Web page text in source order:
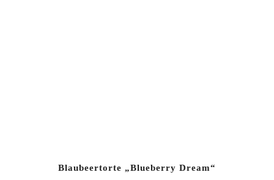
Blaubeertorte „Blueberry Dream“